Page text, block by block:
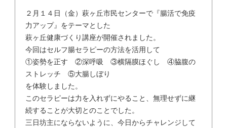
２月１４日（金）萩ヶ丘市民センターで『腸活で免疫
力アップ』をテーマとした
萩ヶ丘健康づくり講座が開催されました。
今回はセルフ腸セラピーの方法を活用して
①姿勢を正す ②深呼吸 ③横隔膜ほぐし ④脇腹の
ストレッチ ⑤大腸しぼり
を体験しました。
このセラピーは力を入れずにやること、無理せずに継
続することが大切とのことでした。
三日坊主にならないように、今日からチャレンジして